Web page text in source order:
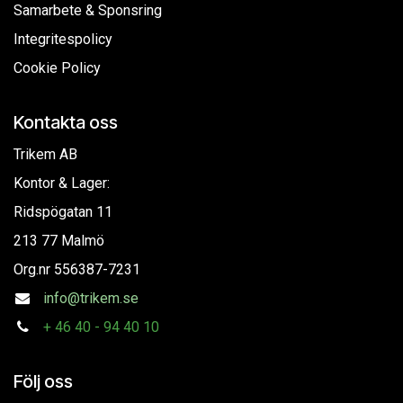
Samarbete & Sponsring
Integritespolicy
Cookie Policy
Kontakta oss
Trikem AB
Kontor & Lager:
Ridspögatan 11
213 77 Malmö
Org.nr 556387-7231
info@trikem.se
+ 46 40 - 94 40 10
Följ oss